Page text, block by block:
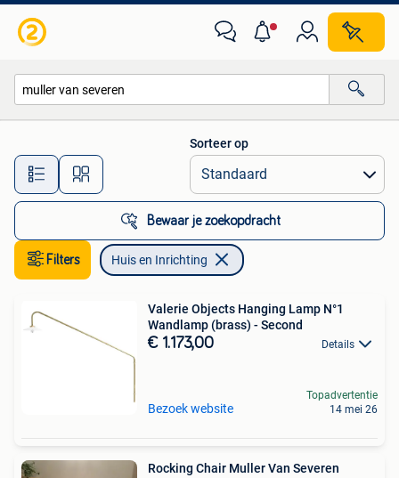
Alle afstanden…
Sorteer op
Bewaar je zoekopdracht
Filters Huis en Inrichting
Valerie Objects Hanging Lamp N°1
Wandlamp (brass) - Second
€ 1.173,00 Details
Bezoek website
Topadvertentie
14 mei 26
Rocking Chair Muller Van Severen